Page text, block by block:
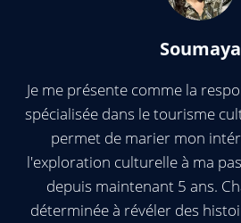
Soumaya
Je me présente comme la
spécialisée dans le tourisme
permet de marier mon
l'exploration culturelle à ma
depuis maintenant 5 ans.
déterminée à révéler des